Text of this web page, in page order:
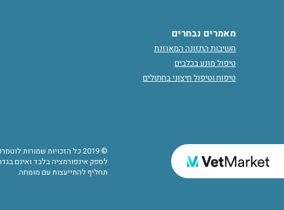
מאמרים נבחרים
חשיבות התזונה המאוזנת
טיפול מונע בכלבים
טיפוח וטיפול חיצוני בחתולים
© 2019 כל הזכויות שמורות
לספק אינפורמציה בלבד ואינם
תחליף להתייעצות עם מומחה.